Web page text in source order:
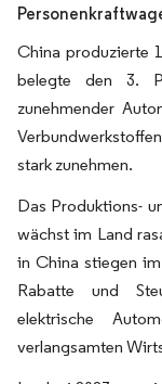
China produzierte
belegte den 3.
zunehmender
stark zunehmen.
Das Produktions-
wächst im Land
in China stiegen
Rabatte und
elektrische
verlangsamten